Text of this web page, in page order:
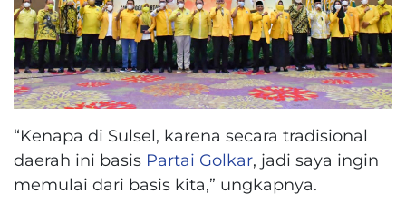
“Kenapa di Sulsel, karena secara tradisional
daerah ini basis Partai Golkar, jadi saya ingin
memulai dari basis kita,” ungkapnya.